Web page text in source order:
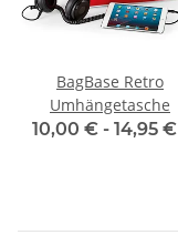
BagBase Retro
Umhängetasche
10,00 € - 14,95 €